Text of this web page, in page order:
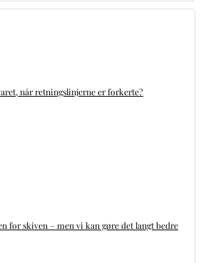
når retningslinjerne er forkerte?
for skiven – men vi kan gøre det langt bedre